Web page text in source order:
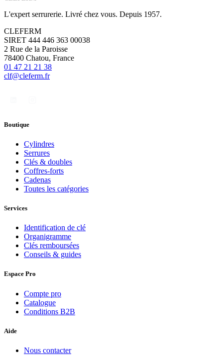
L'expert serrurerie. Livré chez vous. Depuis 1957.
CLEFERM
SIRET 444 446 363 00038
2 Rue de la Paroisse
78400 Chatou, France
01 47 21 21 38
clf@cleferm.fr
Boutique
Cylindres
Serrures
Clés & doubles
Coffres-forts
Cadenas
Toutes les catégories
Services
Identification de clé
Organigramme
Clés remboursées
Conseils & guides
Espace Pro
Compte pro
Catalogue
Conditions B2B
Aide
Nous contacter